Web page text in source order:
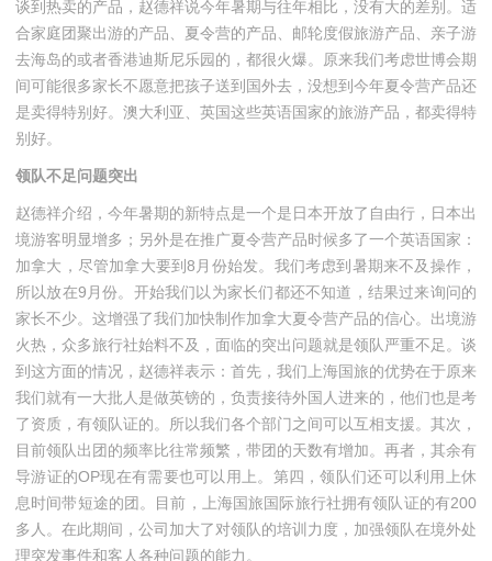
谈到热卖的产品，赵德祥说今年暑期与往年相比，没有大的差别。适
合家庭团聚出游的产品、夏令营的产品、邮轮度假旅游产品、亲子游
去海岛的或者香港迪斯尼乐园的，都很火爆。原来我们考虑世博会期
间可能很多家长不愿意把孩子送到国外去，没想到今年夏令营产品还
是卖得特别好。澳大利亚、英国这些英语国家的旅游产品，都卖得特
别好。
领队不足问题突出
赵德祥介绍，今年暑期的新特点是一个是日本开放了自由行，日本出
境游客明显增多；另外是在推广夏令营产品时候多了一个英语国家：
加拿大，尽管加拿大要到8月份始发。我们考虑到暑期来不及操作，
所以放在9月份。开始我们以为家长们都还不知道，结果过来询问的
家长不少。这增强了我们加快制作加拿大夏令营产品的信心。出境游
火热，众多旅行社始料不及，面临的突出问题就是领队严重不足。谈
到这方面的情况，赵德祥表示：首先，我们上海国旅的优势在于原来
我们就有一大批人是做英镑的，负责接待外国人进来的，他们也是考
了资质，有领队证的。所以我们各个部门之间可以互相支援。其次，
目前领队出团的频率比往常频繁，带团的天数有增加。再者，其余有
导游证的OP现在有需要也可以用上。第四，领队们还可以利用上休
息时间带短途的团。目前，上海国旅国际旅行社拥有领队证的有200
多人。在此期间，公司加大了对领队的培训力度，加强领队在境外处
理突发事件和客人各种问题的能力。